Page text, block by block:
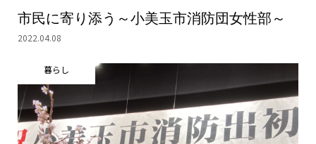
市民に寄り添う～小美玉市消防団女性部～
2022.04.08
暮らし